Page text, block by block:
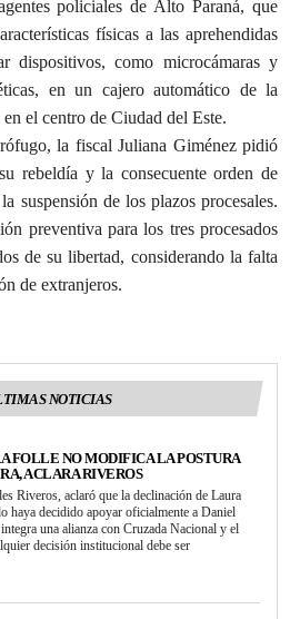
policiales de Alto Paraná, que
físicas a las aprehendidas
dispositivos, como microcámaras y
en un cajero automático de la
el centro de Ciudad del Este.
la fiscal Juliana Giménez pidió
rebeldía y la consecuente orden de
suspensión de los plazos procesales.
preventiva para los tres procesados
de su libertad, considerando la falta
de extranjeros.
NOTICIAS
FOLLE NO MODIFICA LA POSTURA
ACLARA RIVEROS
Riveros, aclaró que la declinación de Laura
haya decidido apoyar oficialmente a Daniel
una alianza con Cruzada Nacional y el
decisión institucional debe ser